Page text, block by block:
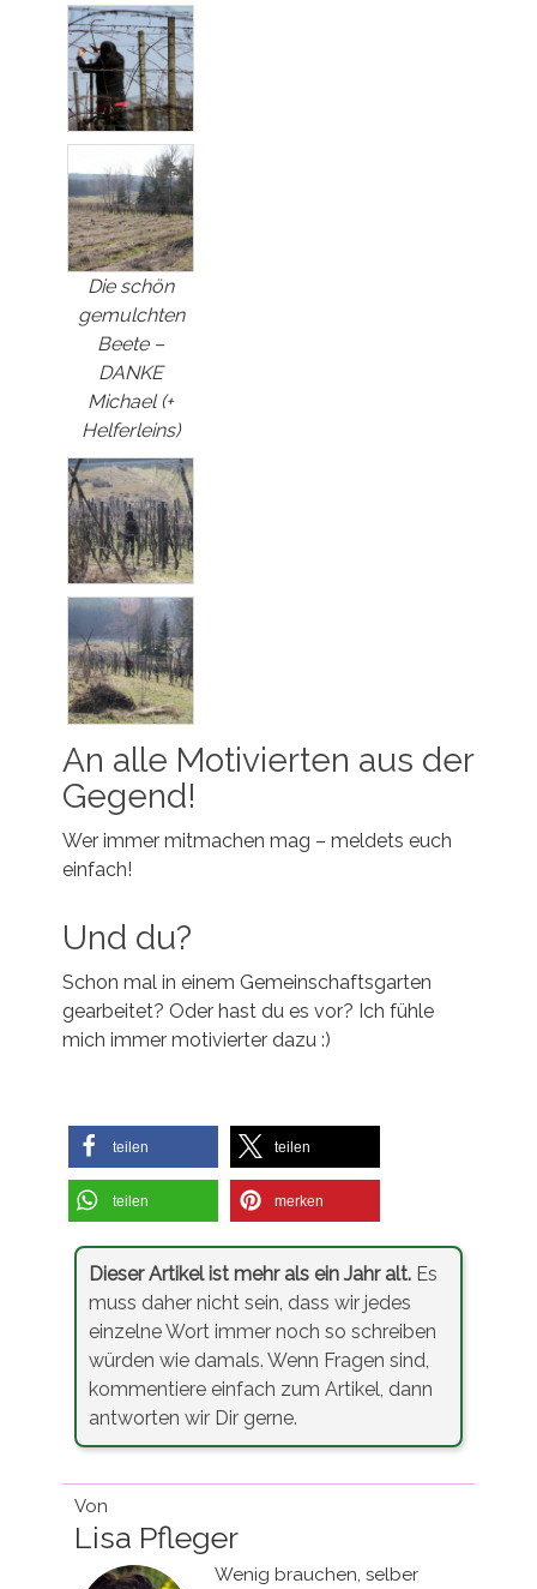
Die schön
gemulchten
Beete –
DANKE
Michael (+
Helferleins)
An alle Motivierten aus der
Gegend!
Wer immer mitmachen mag – meldets euch
einfach!
Und du?
Schon mal in einem Gemeinschaftsgarten
gearbeitet? Oder hast du es vor? Ich fühle
mich immer motivierter dazu :)
teilen teilen
teilen merken
Dieser Artikel ist mehr als ein Jahr alt. Es
muss daher nicht sein, dass wir jedes
einzelne Wort immer noch so schreiben
würden wie damals. Wenn Fragen sind,
kommentiere einfach zum Artikel, dann
antworten wir Dir gerne.
Von
Lisa Pfleger
Wenig brauchen, selber